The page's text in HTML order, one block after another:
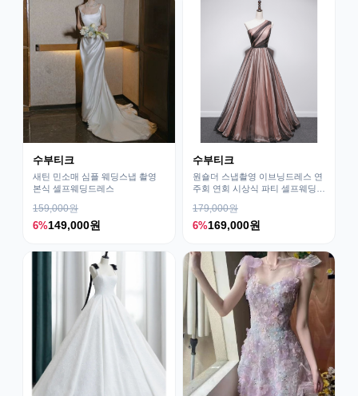
수부티크
새틴 민소매 심플 웨딩스냅 촬영
본식 셀프웨딩드레스
159,000원
6%149,000원
수부티크
원숄더 스냅촬영 이브닝드레스 연
주회 연회 시상식 파티 셀프웨딩블
179,000원
6%169,000원